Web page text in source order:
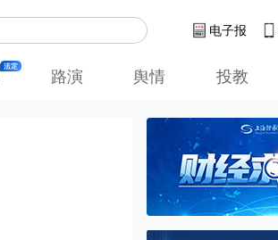
电子报
路演 舆情 投教